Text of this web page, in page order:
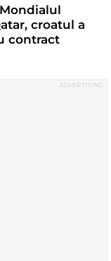
croatul a
contract